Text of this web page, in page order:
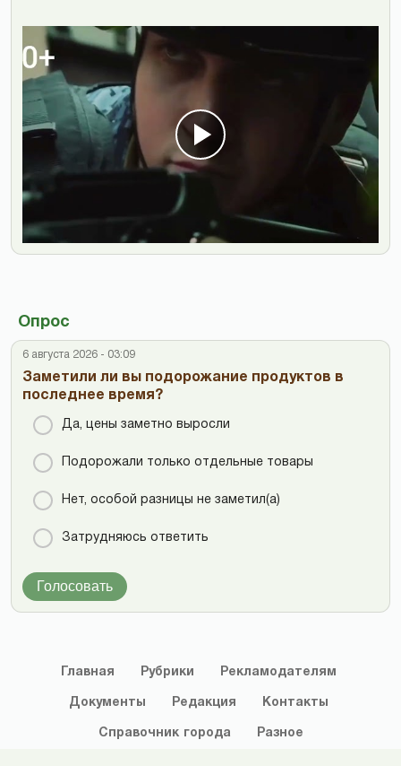
Опрос
6 августа 2026 - 03:09
Заметили ли вы подорожание продуктов в
последнее время?
Да, цены заметно выросли
Подорожали только отдельные товары
Нет, особой разницы не заметил(а)
Затрудняюсь ответить
Голосовать
Главная Рубрики Рекламодателям
Документы Редакция Контакты
Справочник города Разное